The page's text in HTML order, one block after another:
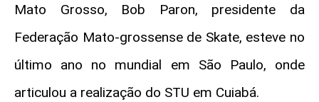
Mato Grosso, Bob Paron, presidente da
Federação Mato-grossense de Skate, esteve no
último ano no mundial em São Paulo, onde
articulou a realização do STU em Cuiabá.